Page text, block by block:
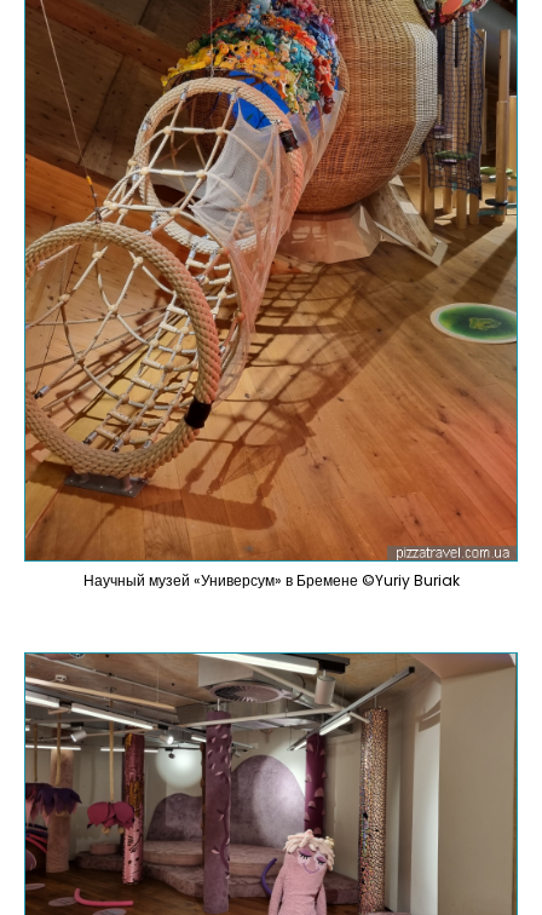
Научный музей «Универсум» в Бремене ©Yuriy Buriak